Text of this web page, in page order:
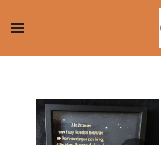
naar
hoofdinhoud